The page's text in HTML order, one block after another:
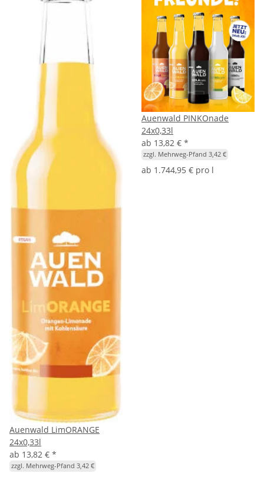
Auenwald LimORANGE
24x0,33l
ab 13,82 € *
zzgl. Mehrweg-Pfand 3,42 €
Auenwald PINKOnade
24x0,33l
ab 13,82 € *
zzgl. Mehrweg-Pfand 3,42 €
ab 1.744,95 € pro l